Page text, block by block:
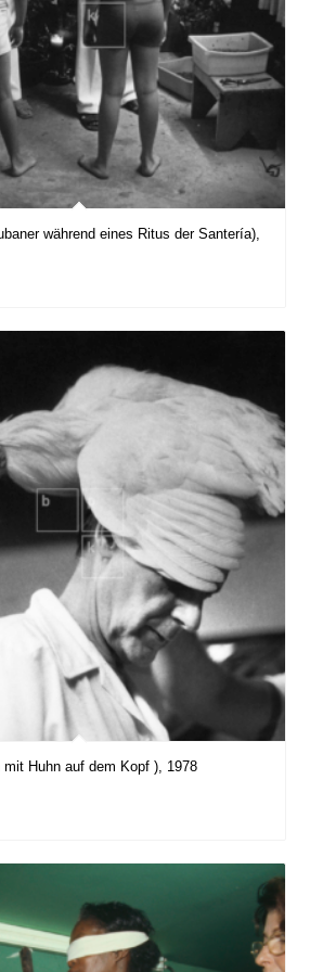
während eines Ritus der Santería),
Huhn auf dem Kopf ), 1978